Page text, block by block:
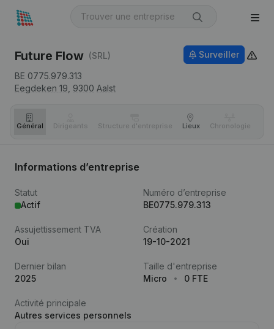
Future Flow (SRL)
BE 0775.979.313
Eegdeken 19, 9300 Aalst
Surveiller
Général Dirigeants Structure d'entreprise Lieux Chronologie
Informations d’entreprise
Statut
Actif
Numéro d’entreprise
BE0775.979.313
Assujettissement TVA
Oui
Création
19-10-2021
Dernier bilan
2025
Taille d'entreprise
Micro
0 FTE
Activité principale
Autres services personnels